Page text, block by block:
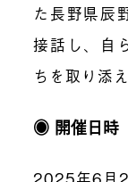
た長野県辰
接話し、自
ちを取り添
◉ 開催日時